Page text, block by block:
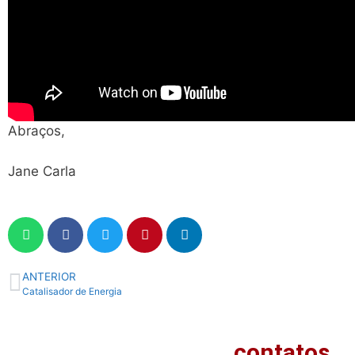
Abraços,
Jane Carla
ANTERIOR
Catalisador de Energia